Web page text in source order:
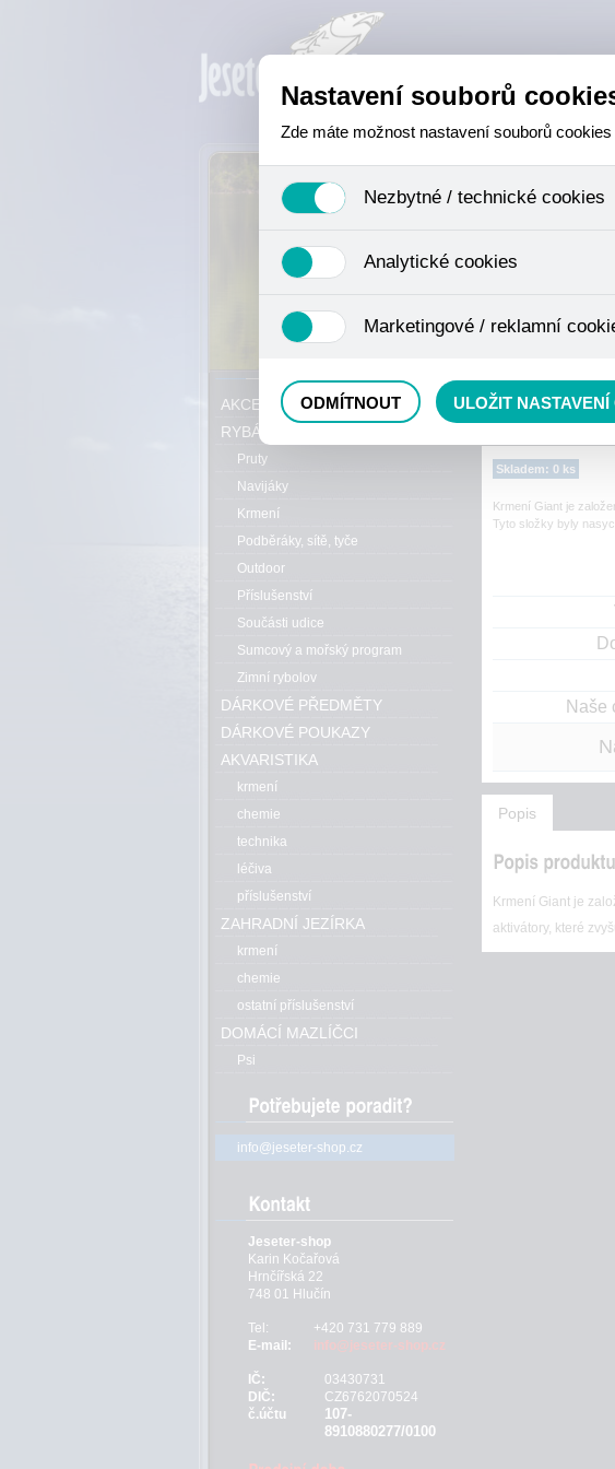
Skladem: 0 ks
Krmení Giant je
Tyto složky byly
Naše
Popis
Krmení Giant je
aktivátory, které
AKCE, SLEVY, VÝPRODEJ
RYBÁŘSKÝ SORTIMENT
Pruty
Navijáky
Krmení
Podběráky, sítě, tyče
Outdoor
Příslušenství
Součásti udice
Sumcový a mořský program
Zimní rybolov
DÁRKOVÉ PŘEDMĚTY
DÁRKOVÉ POUKAZY
AKVARISTIKA
krmení
chemie
technika
léčiva
příslušenství
ZAHRADNÍ JEZÍRKA
krmení
chemie
ostatní příslušenství
DOMÁCÍ MAZLÍČCI
Psi
info@jeseter-shop.cz
Jeseter-shop
Karin Kočařová
Hrnčířská 22
748 01 Hlučín
Tel:
+420 731 779 889
E-mail:
info@jeseter-shop.cz
IČ:
03430731
DIČ:
CZ6762070524
č.účtu
107-
8910880277/0100
Nastavení souborů
Zde máte možnost nastavení souborů
Nezbytné / technické cookies
se mimo jiné k ukládání produktů v nákupním
není zapotřebí Váš souhlas a není možné jej ani
Analytické cookies
nejedná o osobní údaje, protože
odkazy, prohlížené zboží apod.
Marketingové / reklamní
ODMÍTNOUT ULOŽIT